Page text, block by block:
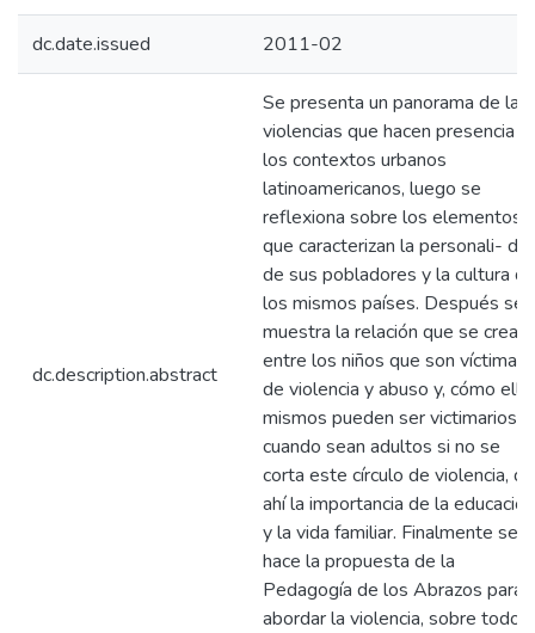
dc.date.issued 2011-02
dc.description.abstract
Se presenta un panorama de las
violencias que hacen presencia
los contextos urbanos
latinoamericanos, luego se
reflexiona sobre los elementos
que caracterizan la personali-
de sus pobladores y la cultura de
los mismos países. Después se
muestra la relación que se crea
entre los niños que son víctimas
de violencia y abuso y, cómo
mismos pueden ser victimarios
cuando sean adultos si no se
corta este círculo de violencia, de
ahí la importancia de la educación
y la vida familiar. Finalmente se
hace la propuesta de la
Pedagogía de los Abrazos para
abordar la violencia, sobre todo